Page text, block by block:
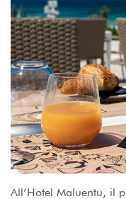
All’Hotel Maluentu, il